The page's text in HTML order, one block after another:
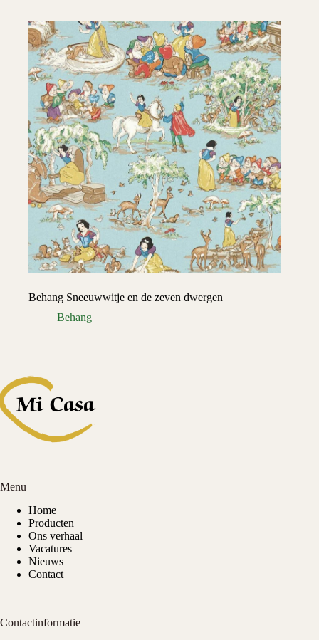
Behang Sneeuwwitje en de zeven dwergen
Behang
Menu
Home
Producten
Ons verhaal
Vacatures
Nieuws
Contact
Contactinformatie